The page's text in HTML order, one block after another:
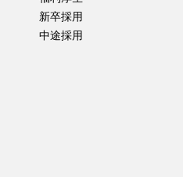
新卒採用
中途採用